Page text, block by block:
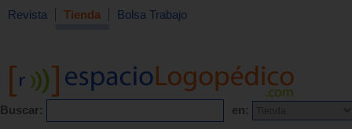
Revista Tienda Bolsa Trabajo
Buscar: en: